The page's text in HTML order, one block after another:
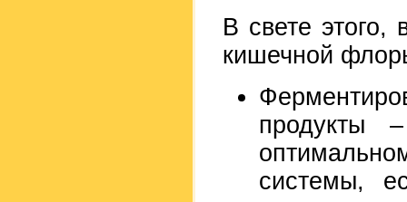
В свете этого,
кишечной
продукты
системы,